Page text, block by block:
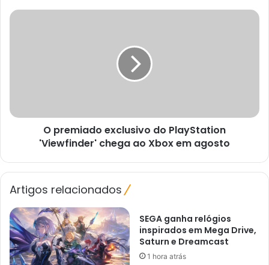
em
O
Xbox
O premiado exclusivo do PlayStation
'Viewfinder' chega ao Xbox em agosto
Artigos relacionados
SEGA ganha relógios
inspirados em Mega Drive,
Saturn e Dreamcast
1 hora atrás